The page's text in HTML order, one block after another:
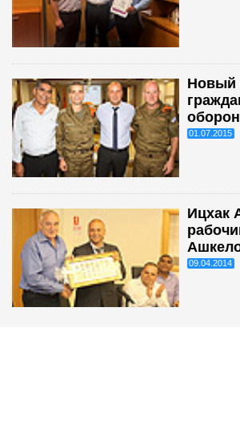
Новый
01.07.2015
Ицхак
09.04.2014